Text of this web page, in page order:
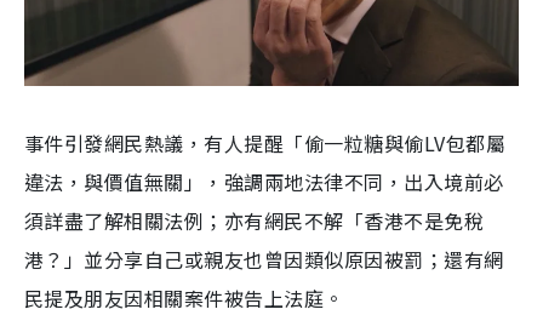
事件引發網民熱議，有人提醒「偷一粒糖與偷LV包都屬
違法，與價值無關」，強調兩地法律不同，出入境前必
須詳盡了解相關法例；亦有網民不解「香港不是免稅
港？」並分享自己或親友也曾因類似原因被罰；還有網
民提及朋友因相關案件被告上法庭。